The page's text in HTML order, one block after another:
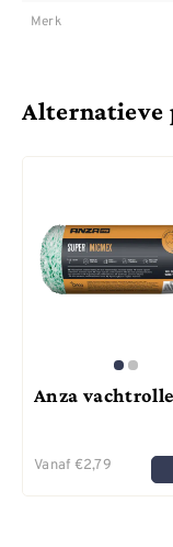
Merk
Alternatieve
Anza
Vanaf €2,79